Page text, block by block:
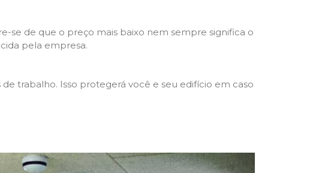
se de que o preço mais baixo nem sempre significa o
pela empresa.
trabalho. Isso protegerá você e seu edifício em caso